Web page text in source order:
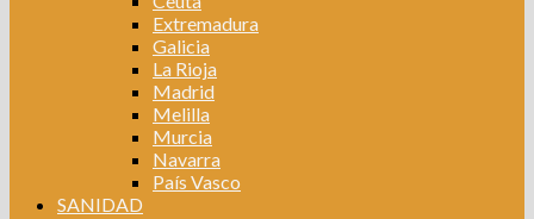
Extremadura
Galicia
La Rioja
Madrid
Melilla
Murcia
Navarra
País Vasco
SANIDAD